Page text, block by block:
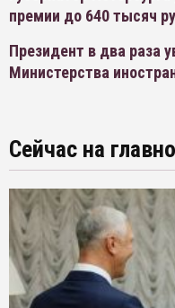
премии до 640 тысяч
Президент в два раза
Министерства
Сейчас на